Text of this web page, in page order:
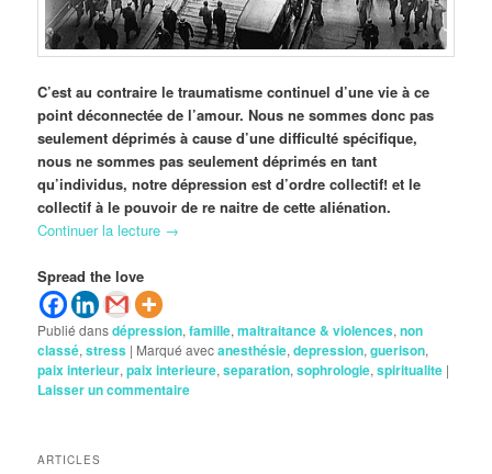
C’est au contraire le traumatisme continuel d’une vie à ce
point déconnectée de l’amour. Nous ne sommes donc pas
seulement déprimés à cause d’une difficulté spécifique,
nous ne sommes pas seulement déprimés en tant
qu’individus, notre dépression est d’ordre collectif! et le
collectif à le pouvoir de re naitre de cette aliénation.
Continuer la lecture →
Spread the love
Publié dansdépression,famille,maltraitance & violences,non
classé,stress | Marqué avecanesthésie,depression,guerison,
paix interieur,paix interieure,separation,sophrologie,spiritualite |
Laisser un commentaire
ARTICLES